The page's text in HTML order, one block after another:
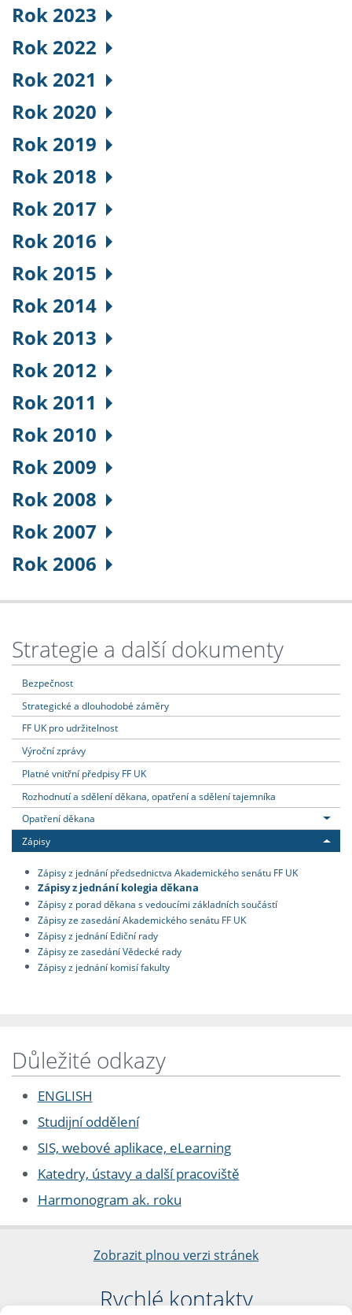
Rok 2023
Rok 2022
Rok 2021
Rok 2020
Rok 2019
Rok 2018
Rok 2017
Rok 2016
Rok 2015
Rok 2014
Rok 2013
Rok 2012
Rok 2011
Rok 2010
Rok 2009
Rok 2008
Rok 2007
Rok 2006
Strategie a další dokumenty
Bezpečnost
Strategické a dlouhodobé záměry
FF UK pro udržitelnost
Výroční zprávy
Platné vnitřní předpisy FF UK
Rozhodnutí a sdělení děkana, opatření a sdělení tajemníka
Opatření děkana
Zápisy
Zápisy z jednání předsednictva Akademického senátu FF UK
Zápisy z jednání kolegia děkana
Zápisy z porad děkana s vedoucími základních součástí
Zápisy ze zasedání Akademického senátu FF UK
Zápisy z jednání Ediční rady
Zápisy ze zasedání Vědecké rady
Zápisy z jednání komisí fakulty
Důležité odkazy
ENGLISH
Studijní oddělení
SIS, webové aplikace, eLearning
Katedry, ústavy a další pracoviště
Harmonogram ak. roku
Zobrazit plnou verzi stránek
Rychlé kontakty